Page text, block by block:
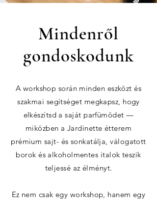
Mindenről
gondoskodunk
A workshop során minden eszközt és
szakmai segítséget megkapsz, hogy
elkészítsd a saját parfümödet —
miközben a Jardinette étterem
prémium sajt- és sonkatálja, válogatott
borok és alkoholmentes italok teszik
teljessé az élményt.
Ez nem csak egy workshop, hanem egy